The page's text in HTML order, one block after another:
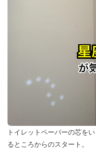
トイレットペーパーの芯を
るところからのスタート。